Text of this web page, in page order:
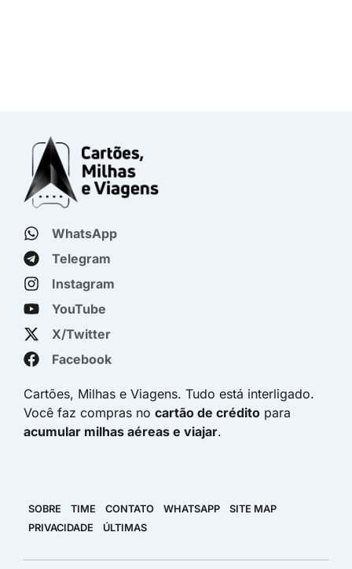
WhatsApp
Telegram
Instagram
YouTube
X/Twitter
Facebook
Cartões, Milhas e Viagens. Tudo está interligado.
Você faz compras no cartão de crédito para
acumular milhas aéreas e viajar.
SOBRE TIME CONTATO WHATSAPP
SITE MAP
PRIVACIDADE
ÚLTIMAS